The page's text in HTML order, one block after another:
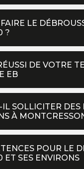
LE
?
DE VOTRE
EB
SOLLICITER DES
À
POUR LE
SES ENVIRONS